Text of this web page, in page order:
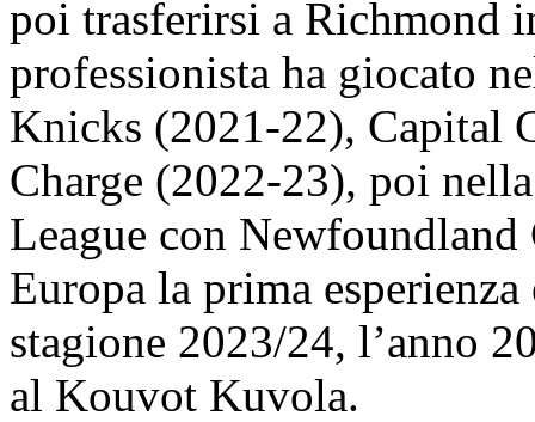
poi trasferirsi a Richmond
professionista ha giocato
Knicks (2021-22), Capital
Charge (2022-23), poi
League con
Europa la prima
stagione 2023/24, l’anno
al Kouvot Kuvola.